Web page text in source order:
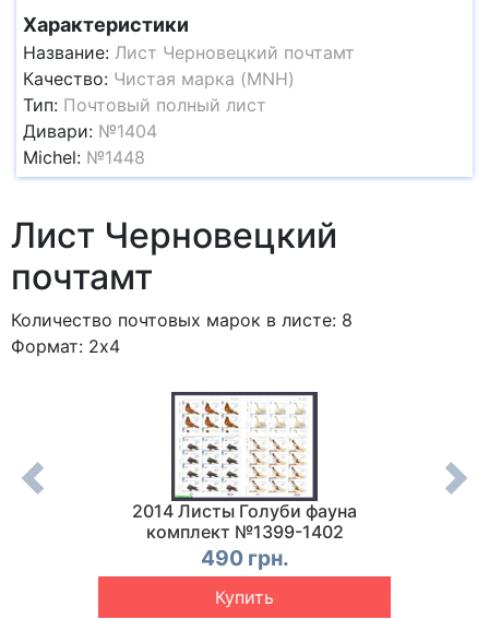
Характеристики
Название: Лист Черновецкий почтамт
Качество: Чистая марка (MNH)
Тип: Почтовый полный лист
Дивари: №1404
Michel: №1448
Лист Черновецкий
почтамт
Количество почтовых марок в листе: 8
Формат: 2x4
2014 Листы Голуби фауна
комплект №1399-1402
490 грн.
Купить